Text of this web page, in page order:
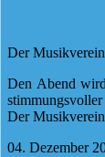
Der
Den Abend
Der
04. Dezember